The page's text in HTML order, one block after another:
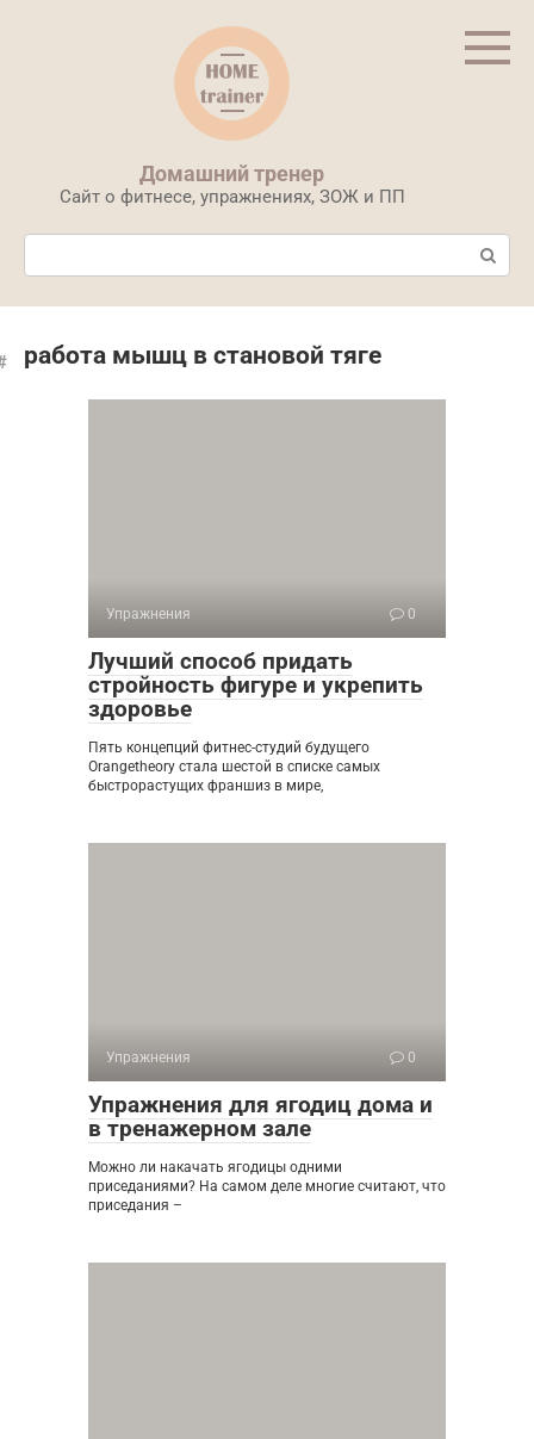
Домашний тренер
Сайт о фитнесе, упражнениях, ЗОЖ и ПП
Поиск:
работа мышц в становой тяге
Упражнения 0
Лучший способ придать
стройность фигуре и укрепить
здоровье
Пять концепций фитнес-студий будущего
Orangetheory стала шестой в списке самых
быстрорастущих франшиз в мире,
Упражнения 0
Упражнения для ягодиц дома и
в тренажерном зале
Можно ли накачать ягодицы одними
приседаниями? На самом деле многие считают, что
приседания –